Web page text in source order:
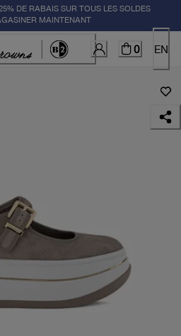
DE RABAIS SUR TOUS LES SOLDES
MAINTENANT
0 EN